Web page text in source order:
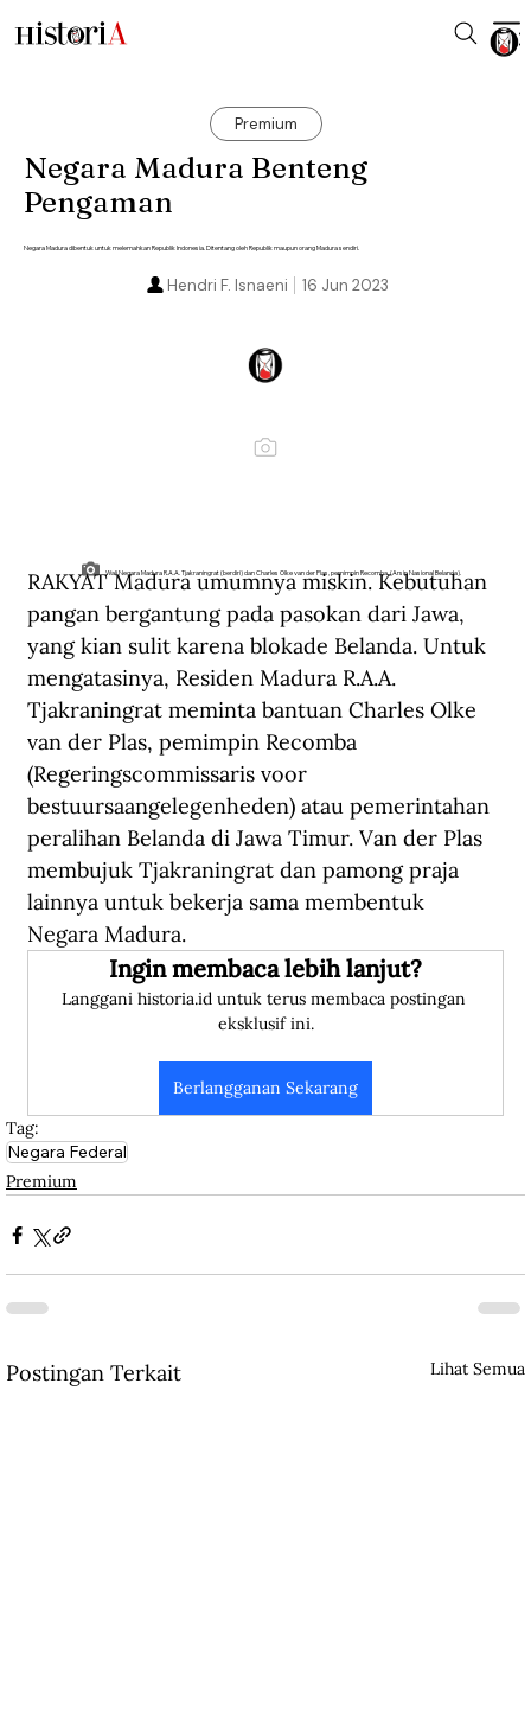
Premium
Negara Madura Benteng
Pengaman
Negara Madura dibentuk untuk melemahkan Republik Indonesia. Ditentang oleh Republik maupun orang Madura sendiri.
16 Jun 2023
Hendri F. Isnaeni
Wali Negara Madura R.A.A. Tjakraningrat (berdiri) dan Charles Olke van der Plas, pemimpin Recomba. (Arsip Nasional Belanda).
RAKYAT Madura umumnya miskin. Kebutuhan
pangan bergantung pada pasokan dari Jawa,
yang kian sulit karena blokade Belanda. Untuk
mengatasinya, Residen Madura R.A.A.
Tjakraningrat meminta bantuan Charles Olke
van der Plas, pemimpin Recomba
(Regeringscommissaris voor
bestuursaangelegenheden) atau pemerintahan
peralihan Belanda di Jawa Timur. Van der Plas
membujuk Tjakraningrat dan pamong praja
lainnya untuk bekerja sama membentuk
Negara Madura.
Ingin membaca lebih lanjut?
Langgani historia.id untuk terus membaca postingan
eksklusif ini.
Berlangganan Sekarang
Tag:
Negara Federal
Premium
Postingan Terkait Lihat Semua